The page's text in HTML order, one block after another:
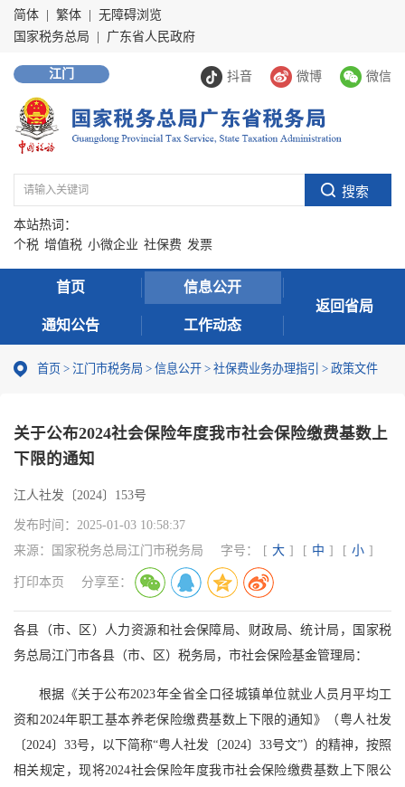
简体 繁体
无障碍浏览
国家税务总局
广东省人民政府
抖音 微博 微信
江门
本站热词：
个税 增值税 小微企业 社保费 发票
首页 信息公开
通知公告 工作动态
返回省局
首页 > 江门市税务局 > 信息公开 > 社保费业务办理指引 > 政策文件
关于公布2024社会保险年度我市社会保险缴费基数上
下限的通知
江人社发〔2024〕153号
发布时间： 2025-01-03 10:58:37
来源：
国家税务总局江门市税务局 字号： [ 大 ] [ 中 ] [ 小 ]
打印本页 分享至：
各县（市、区）人力资源和社会保障局、财政局、统计局，国家税
务总局江门市各县（市、区）税务局，市社会保险基金管理局：
根据《关于公布2023年全省全口径城镇单位就业人员月平均工
资和2024年职工基本养老保险缴费基数上下限的通知》（粤人社发
〔2024〕33号，以下简称“粤人社发〔2024〕33号文”）的精神，按照
相关规定，现将2024社会保险年度我市社会保险缴费基数上下限公